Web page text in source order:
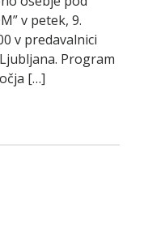
v petek, 9.
v predavalnici
Program
[…]